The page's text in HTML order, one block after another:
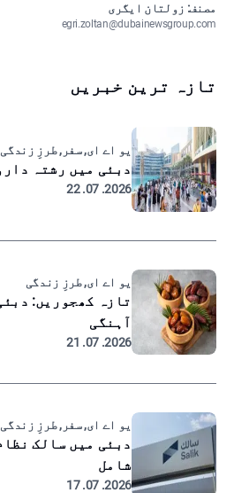
مصنف: زولتان ایگری
egri.zoltan@dubainewsgroup.com
تازہ ترین خبریں
یو اے ای, سفر, طرزِ زندگی
دبئی میں رشتہ
2026. 07. 22
یو اے ای, طرزِ زندگی
تازہ کھجوریں:
آہنگی
2026. 07. 21
یو اے ای, سفر, طرزِ زندگی
شامل
2026. 07. 17